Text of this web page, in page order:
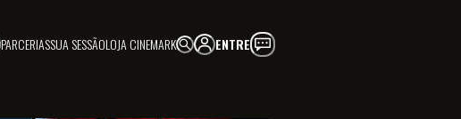
PARCERIASSUA SESSÃOLOJA CINEMARK ENTRE